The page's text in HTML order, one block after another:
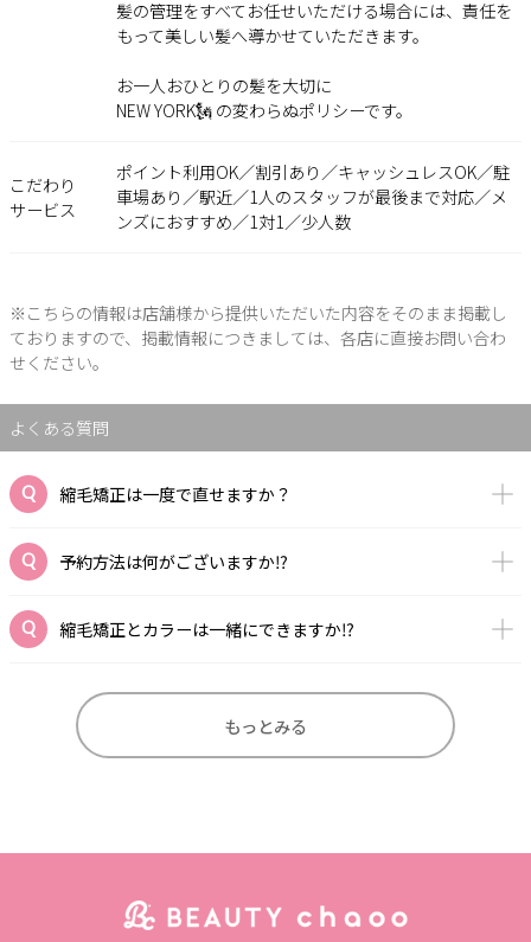
髪の管理をすべてお任せいただける場合には、責任を
もって美しい髪へ導かせていただきます。
お一人おひとりの髪を大切に――
NEW YORK🗽 の変わらぬポリシーです。
こだわり
サービス
ポイント利用OK／割引あり／キャッシュレスOK／駐
車場あり／駅近／1人のスタッフが最後まで対応／メ
ンズにおすすめ／1対1／少人数
※こちらの情報は店舗様から提供いただいた内容をそのまま掲載し
ておりますので、掲載情報につきましては、各店に直接お問い合わ
せください。
よくある質問
縮毛矯正は一度で直せますか？
予約方法は何がございますか⁉️
縮毛矯正とカラーは一緒にできますか⁉️
もっとみる